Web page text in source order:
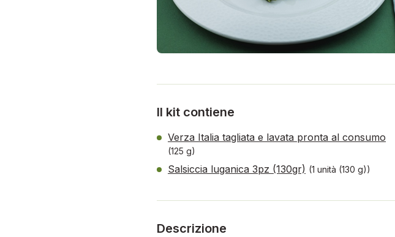
Il kit contiene
Verza Italia tagliata e lavata pronta al consumo
(125 g)
Salsiccia luganica 3pz (130gr) (1 unità (130 g))
Descrizione